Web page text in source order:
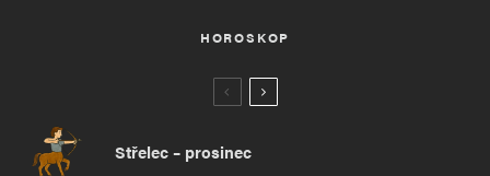
HOROSKOP
Střelec – prosinec